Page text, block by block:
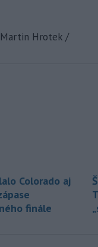
Martin Hrotek /
Colorado aj
finále